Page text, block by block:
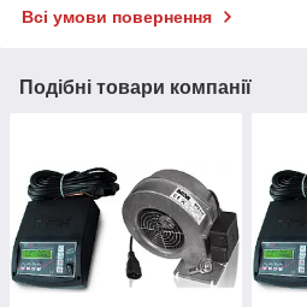
Всі умови повернення
Подібні товари компанії